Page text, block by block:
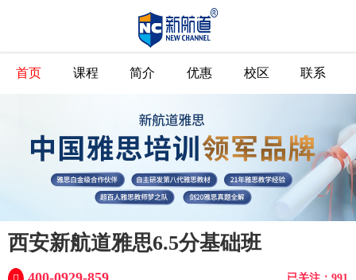
首页 课程 简介 优惠 校区 联系
西安新航道雅思6.5分基础班